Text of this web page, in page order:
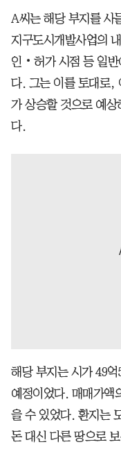
A씨는 해당 부지를 사
지구도시개발사업의
인‧허가 시점 등 일반
다. 그는 이를 토대로,
가 상승할 것으로 예
다.
해당 부지는 시가 49
예정이었다. 매매가액
을 수 있었다. 환지는
돈 대신 다른 땅으로